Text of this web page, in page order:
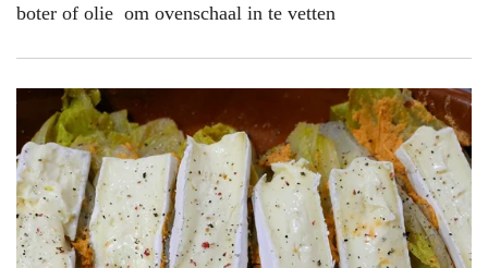
boter of olie om ovenschaal in te vetten